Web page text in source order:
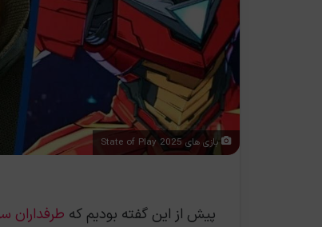
بازی های State of Play 2025
پیش از این گفته بودیم که طرفداران